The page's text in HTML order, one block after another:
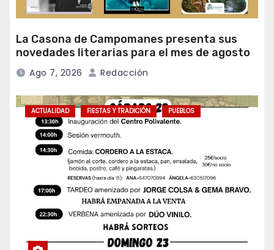
La Casona de Campomanes presenta sus
novedades literarias para el mes de agosto
Ago 7, 2026 Redacción
ACTUALIDAD FIESTAS Y TRADICIÓN PUEBLOS